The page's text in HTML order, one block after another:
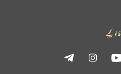
فالو کیجیے